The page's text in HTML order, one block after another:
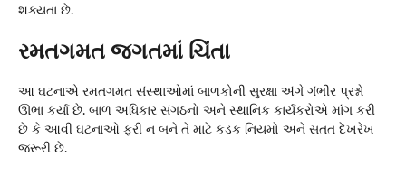
શક્યતા છે.
રમતગમત જગતમાં ચિંતા
આ ઘટનાએ રમતગમત સંસ્થાઓમાં બાળકોની સુરક્ષા અંગે ગંભીર પ્રશ્નો
ઊભા કર્યા છે. બાળ અધિકાર સંગઠનો અને સ્થાનિક કાર્યકરોએ માંગ કરી
છે કે આવી ઘટનાઓ ફરી ન બને તે માટે કડક નિયમો અને સતત દેખરેખ
જરૂરી છે.